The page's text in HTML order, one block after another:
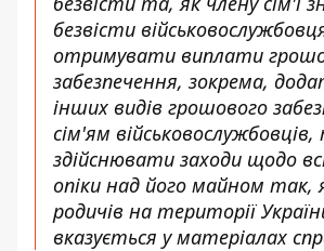
безвісти
отримувати виплати
забезпечення, зокрема,
інших видів грошового
сім'ям
здійснювати заходи щодо
опіки над його майном так,
родичів на території
вказується у матеріалах